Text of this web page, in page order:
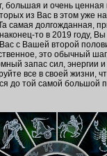
большая и очень ценная
из Вас в этом уже
самая долгожданная,
то в 2019 году,
с Вашей второй
это обычный
запас сил, энергии
все в своей жизни,
до той самой большой